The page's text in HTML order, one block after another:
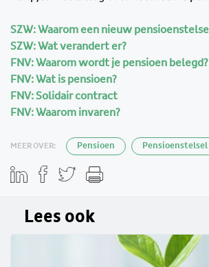
SZW: Waarom een nieuw
SZW: Wat verandert er?
FNV: Waarom wordt je pensioen belegd?
FNV: Wat is pensioen?
FNV: Solidair contract
FNV: Waarom invaren?
MEER OVER: Pensioen Pensioenstelsel
Lees ook